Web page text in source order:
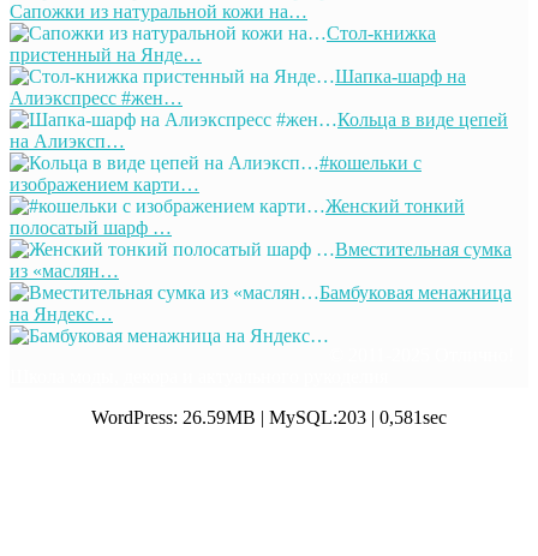
Сапожки из натуральной кожи на…
Стол-книжка
пристенный на Янде…
Шапка-шарф на
Алиэкспресс #жен…
Кольца в виде цепей
на Алиэксп…
#кошельки с
изображением карти…
Женский тонкий
полосатый шарф …
Вместительная сумка
из «маслян…
Бамбуковая менажница
на Яндекс…
WordPress: 26.59MB | MySQL:203 | 0,581sec